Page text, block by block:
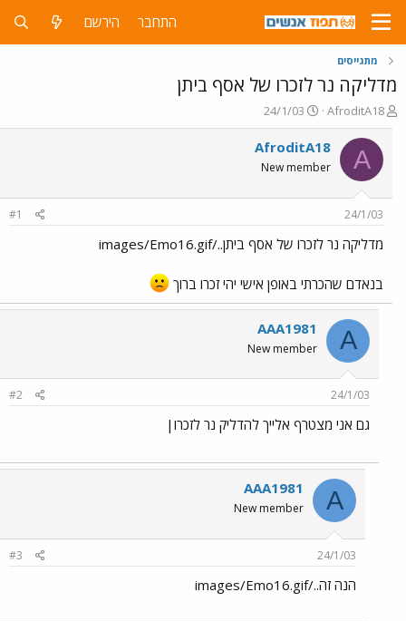
התחבר הירשם
מתגייסים
מדליקה נר לזכרו של אסף ביתן
פ
ו
ת
ח
ה
ש
א
AfroditA18
פ
ו
ר
ם
ר
24/1/03
A
AfroditA18
New member
24/1/03
#1
מדליקה נר לזכרו של אסף ביתן../images/Emo16.gif
בנאדם שהכרתי באופן אישי יהי זכרו ברוך
A
AAA1981
New member
24/1/03
#2
גם אני מצטרף אלייך להדליק נר לזכרו|
A
AAA1981
New member
24/1/03
#3
הנה זה../images/Emo16.gif